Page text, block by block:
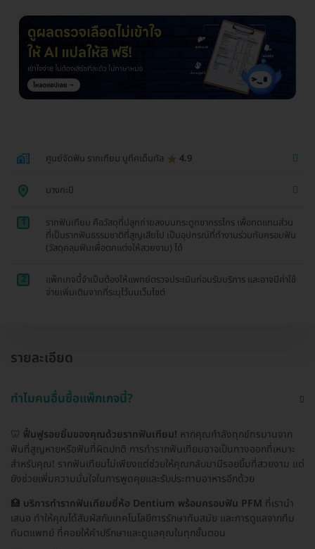
ศูนย์จัดฟัน รากเทียม บูทีคเด็นทัล 4.9
บางกะปิ
1
รากฟันเทียม คือวัสดุที่ปลูกถ่ายลงบนกระดูกขากรรไกร เพื่อทดแทนส่วน
ที่เป็นรากฟันธรรมชาติที่สูญเสียไป เป็นอุปกรณ์ที่ทำงานร่วมกับครอบฟัน
(วัสดุคลุมฟันเพื่อตกแต่งให้สวยงาม) ได้
2
แพ็กเกจนี้จำเป็นต้องให้แพทย์ตรวจประเมินก่อนรับบริการ และอาจมีค่าใช้
จ่ายเพิ่มเติมจากที่ระบุไว้บนเว็บไซต์
รายละเอียด
ทำไมคนอื่นซื้อแพ็กเกจนี้?
🦷 ฟื้นฟูรอยยิ้มของคุณด้วยรากฟันเทียม! หากคุณกำลังทุกข์ทรมานจาก
ฟันที่สูญหายหรือฟันที่ผิดปกติ การทำรากฟันเทียมอาจเป็นทางออกที่เหมาะ
สำหรับคุณ! รากฟันเทียมไม่เพียงแต่ช่วยให้คุณกลับมามีรอยยิ้มที่สวยงาม แต่
ยังช่วยเพิ่มความมั่นใจในการพูดคุยและรับประทานอาหารอีกด้วย
🏥 บริการทำรากฟันเทียมยี่ห้อ Dentium พร้อมครอบฟัน PFM ที่เรานำ
เสนอ ทำให้คุณได้สัมผัสกับเทคโนโลยีการรักษาทันสมัย และการดูแลจากทีม
ทันตแพทย์ ที่คอยให้คำปรึกษาและดูแลคุณในทุกขั้นตอน